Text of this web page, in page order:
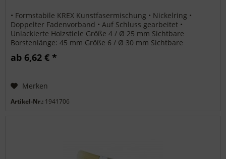
• Formstabile KREX Kunstfasermischung • Nickelring •
Doppelter Fadenvorband • Auf Schluss gearbeitet •
Unlackierte Holzstiele Größe 4 / Ø 25 mm Sichtbare
Borstenlänge: 45 mm Größe 6 / Ø 30 mm Sichtbare
Borstenlänge: 55 mm Größe 8 / Ø 35...
ab 6,62 € *
Merken
Artikel-Nr.: 1941706